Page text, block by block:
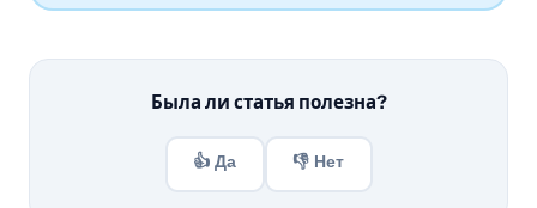
Была ли статья полезна?
👍 Да 👎 Нет